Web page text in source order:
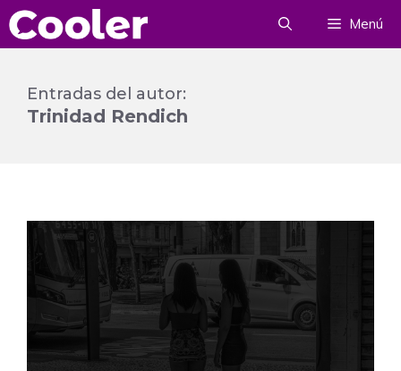
Saltar
al
Menú
Entradas del autor:
Trinidad Rendich